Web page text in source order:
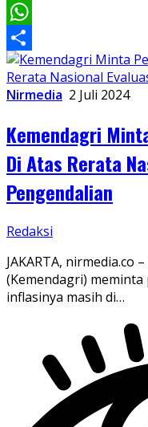
Facebook
WhatsApp
Share
Nirmedia 2 Juli 2024
Kemendagri
Di Atas Rerata
Pengendalian
Redaksi
JAKARTA, nirmedia.co
(Kemendagri)
inflasinya masih di…